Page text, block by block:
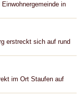
in
erstreckt sich auf rund
im Ort Staufen auf